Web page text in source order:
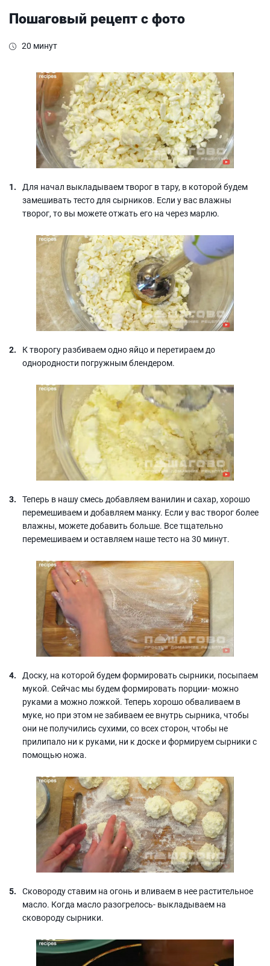
Пошаговый рецепт с фото
20 минут
Для начал выкладываем творог в тару, в которой будем
замешивать тесто для сырников. Если у вас влажны
творог, то вы можете отжать его на через марлю.
К творогу разбиваем одно яйцо и перетираем до
однородности погружным блендером.
Теперь в нашу смесь добавляем ванилин и сахар, хорошо
перемешиваем и добавляем манку. Если у вас творог более
влажны, можете добавить больше. Все тщательно
перемешиваем и оставляем наше тесто на 30 минут.
Доску, на которой будем формировать сырники, посыпаем
мукой. Сейчас мы будем формировать порции- можно
руками а можно ложкой. Теперь хорошо обваливаем в
муке, но при этом не забиваем ее внутрь сырника, чтобы
они не получились сухими, со всех сторон, чтобы не
прилипало ни к руками, ни к доске и формируем сырники с
помощью ножа.
Сковороду ставим на огонь и вливаем в нее растительное
масло. Когда масло разогрелось- выкладываем на
сковороду сырники.